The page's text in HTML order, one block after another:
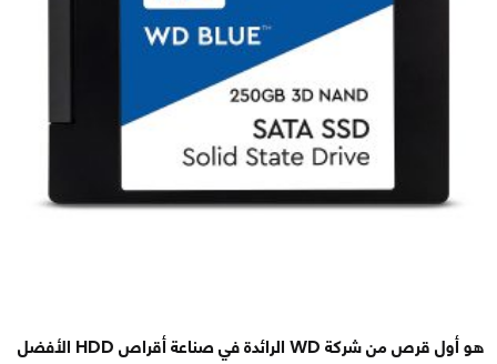
هو أول قرص من شركة WD الرائدة في صناعة أقراص HDD الأفضل